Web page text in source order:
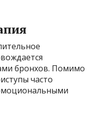
бронхов. Помимо
часто